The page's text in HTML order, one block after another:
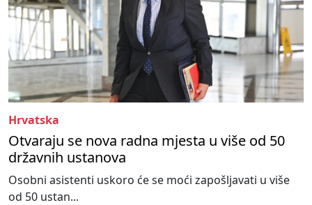
Hrvatska
Otvaraju se nova radna mjesta u više od 50
državnih ustanova
Osobni asistenti uskoro će se moći zapošljavati u više
od 50 ustan...